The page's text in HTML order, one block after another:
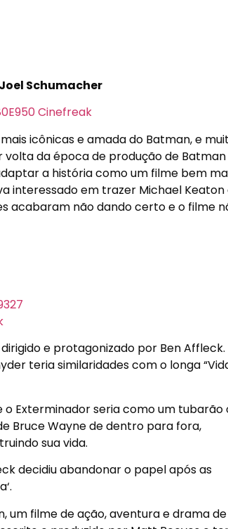
Schumacher
icônicas e amada do Batman, e
da época de produção de
a história como um filme bem
interessado em trazer Michael Keaton
acabaram não dando certo e o filme
e protagonizado por Ben Affleck.
teria similaridades com o longa
Exterminador seria como um tubarão
Bruce Wayne de dentro para fora,
sua vida.
decidiu abandonar o papel após as
um filme de ação, aventura e drama de